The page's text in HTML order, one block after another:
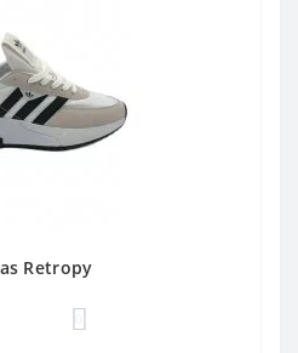
Retropy